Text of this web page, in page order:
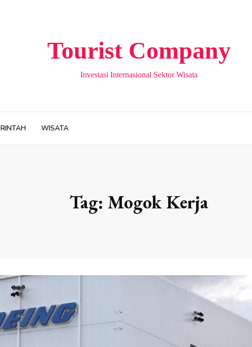
Tourist Company
Investasi Internasional Sektor Wisata
WISATA
Tag: Mogok Kerja